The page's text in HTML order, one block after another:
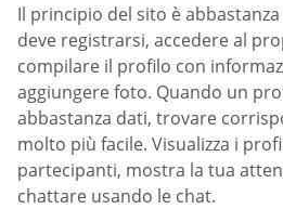
Il principio del sito è abbastanza
deve registrarsi, accedere al
compilare il profilo con
aggiungere foto. Quando un
abbastanza dati, trovare
molto più facile. Visualizza i
partecipanti, mostra la tua
chattare usando le chat.